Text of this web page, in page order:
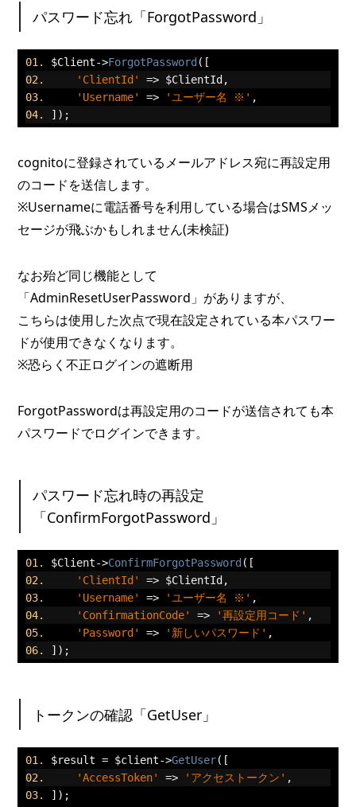
パスワード忘れ「ForgotPassword」
$Client->ForgotPassword ([
'ClientId'
=> $ClientId ,
'Username'
=> 'ユーザー名 ※' ,
]);
cognitoに登録されているメールアドレス宛に再設定用
のコードを送信します。
※Usernameに電話番号を利用している場合はSMSメッ
セージが飛ぶかもしれません(未検証)
なお殆ど同じ機能として
「AdminResetUserPassword」がありますが、
こちらは使用した次点で現在設定されている本パスワー
ドが使用できなくなります。
※恐らく不正ログインの遮断用
ForgotPasswordは再設定用のコードが送信されても本
パスワードでログインできます。
パスワード忘れ時の再設定
「ConfirmForgotPassword」
$Client->ConfirmForgotPassword ([
'ClientId'
=> $ClientId ,
'Username'
=> 'ユーザー名 ※' ,
'ConfirmationCode'
=> '再設定用コード' ,
'Password'
=> '新しいパスワード' ,
]);
トークンの確認「GetUser」
$result = $client->GetUser([
'AccessToken'
=> 'アクセストークン' ,
]);